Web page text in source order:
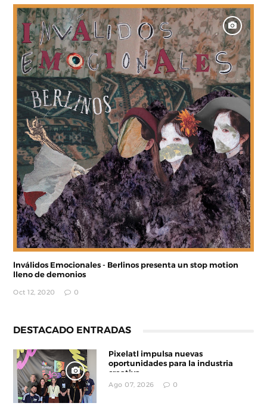
lnválidos Emocionales - Berlinos presenta un stop motion
lleno de demonios
Oct 12, 2020 0
DESTACADO ENTRADAS
Pixelatl impulsa nuevas
oportunidades para la industria
creativa
Ago 07, 2026 0